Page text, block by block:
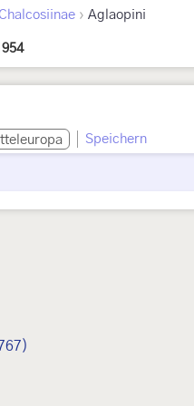
› Aglaopini
Speichern